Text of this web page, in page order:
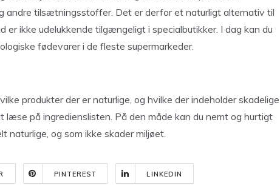
andre tilsætningsstoffer. Det er derfor et naturligt alternativ til
er ikke udelukkende tilgængeligt i specialbutikker. I dag kan du
fødevarer i de fleste supermarkeder.
produkter der er naturlige, og hvilke der indeholder skadelige
læse på ingredienslisten. På den måde kan du nemt og hurtigt
naturlige, og som ikke skader miljøet.
PINTEREST LINKEDIN